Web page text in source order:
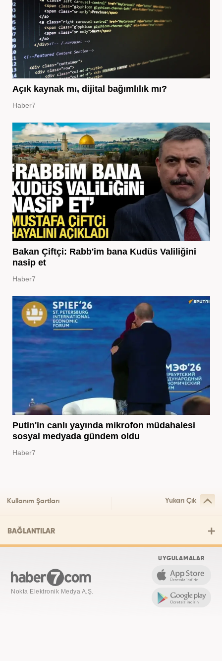
Açık kaynak mı, dijital bağımlılık mı?
Haber7
Bakan Çiftçi: Rabb'im bana Kudüs Valiliğini
nasip et
Haber7
Putin'in canlı yayında mikrofon müdahalesi
sosyal medyada gündem oldu
Haber7
Kullanım Şartları Yukarı Çık
BAĞLANTILAR
Nokta Elektronik Medya A.Ş.
UYGULAMALAR